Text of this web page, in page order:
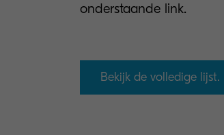
onderstaande link.
Bekijk de volledige lijst.